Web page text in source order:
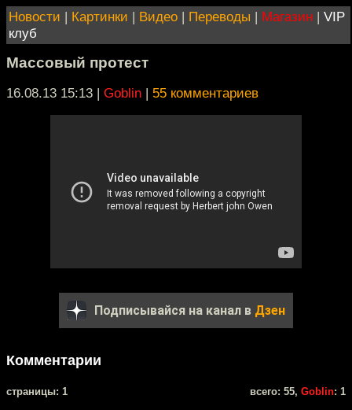
Новости | Картинки | Видео | Переводы | Магазин | VIP
клуб
Массовый протест
16.08.13 15:13 | Goblin | 55 комментариев
Подписывайся на канал в Дзен
Комментарии
cтраницы: 1 всего: 55, Goblin: 1